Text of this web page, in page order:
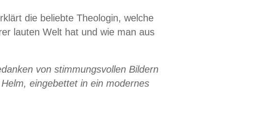
die beliebte Theologin, welche
lauten Welt hat und wie man aus
von stimmungsvollen Bildern
eingebettet in ein modernes